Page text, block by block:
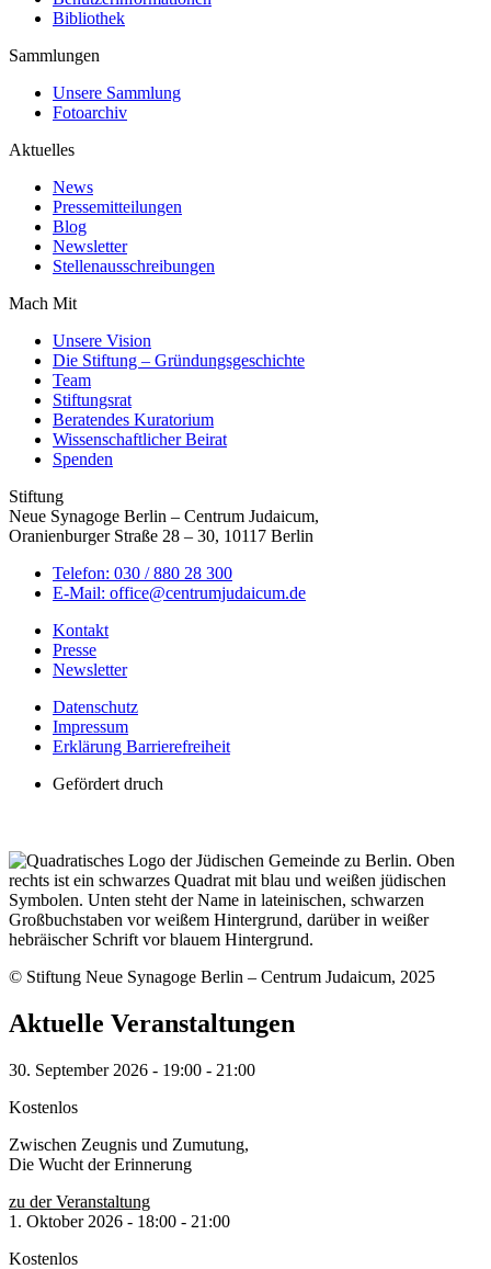
Bibliothek
Sammlungen
Unsere Sammlung
Fotoarchiv
Aktuelles
News
Pressemitteilungen
Blog
Newsletter
Stellenausschreibungen
Mach Mit
Unsere Vision
Die Stiftung – Gründungsgeschichte
Team
Stiftungsrat
Beratendes Kuratorium
Wissenschaftlicher Beirat
Spenden
Stiftung
Neue Synagoge Berlin – Centrum Judaicum,
Oranienburger Straße 28 – 30, 10117 Berlin
Telefon: 030 / 880 28 300
E-Mail: office@centrumjudaicum.de
Kontakt
Presse
Newsletter
Datenschutz
Impressum
Erklärung Barrierefreiheit
Gefördert druch
© Stiftung Neue Synagoge Berlin – Centrum Judaicum, 2025
Aktuelle Veranstaltungen
30. September 2026 - 19:00 - 21:00
Kostenlos
Zwischen Zeugnis und Zumutung,
Die Wucht der Erinnerung
zu der Veranstaltung
1. Oktober 2026 - 18:00 - 21:00
Kostenlos